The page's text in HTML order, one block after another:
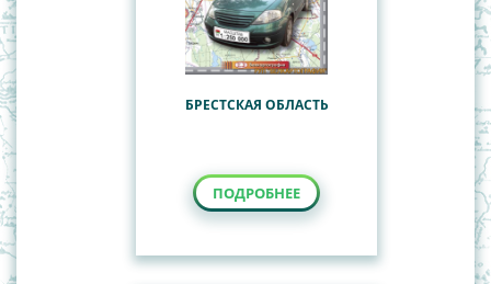
БРЕСТСКАЯ ОБЛАСТЬ
ПОДРОБНЕЕ